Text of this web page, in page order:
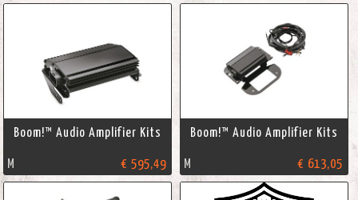
Boom!™ Audio Amplifier Kits
M € 595,49
Boom!™ Audio Amplifier Kits
M € 613,05